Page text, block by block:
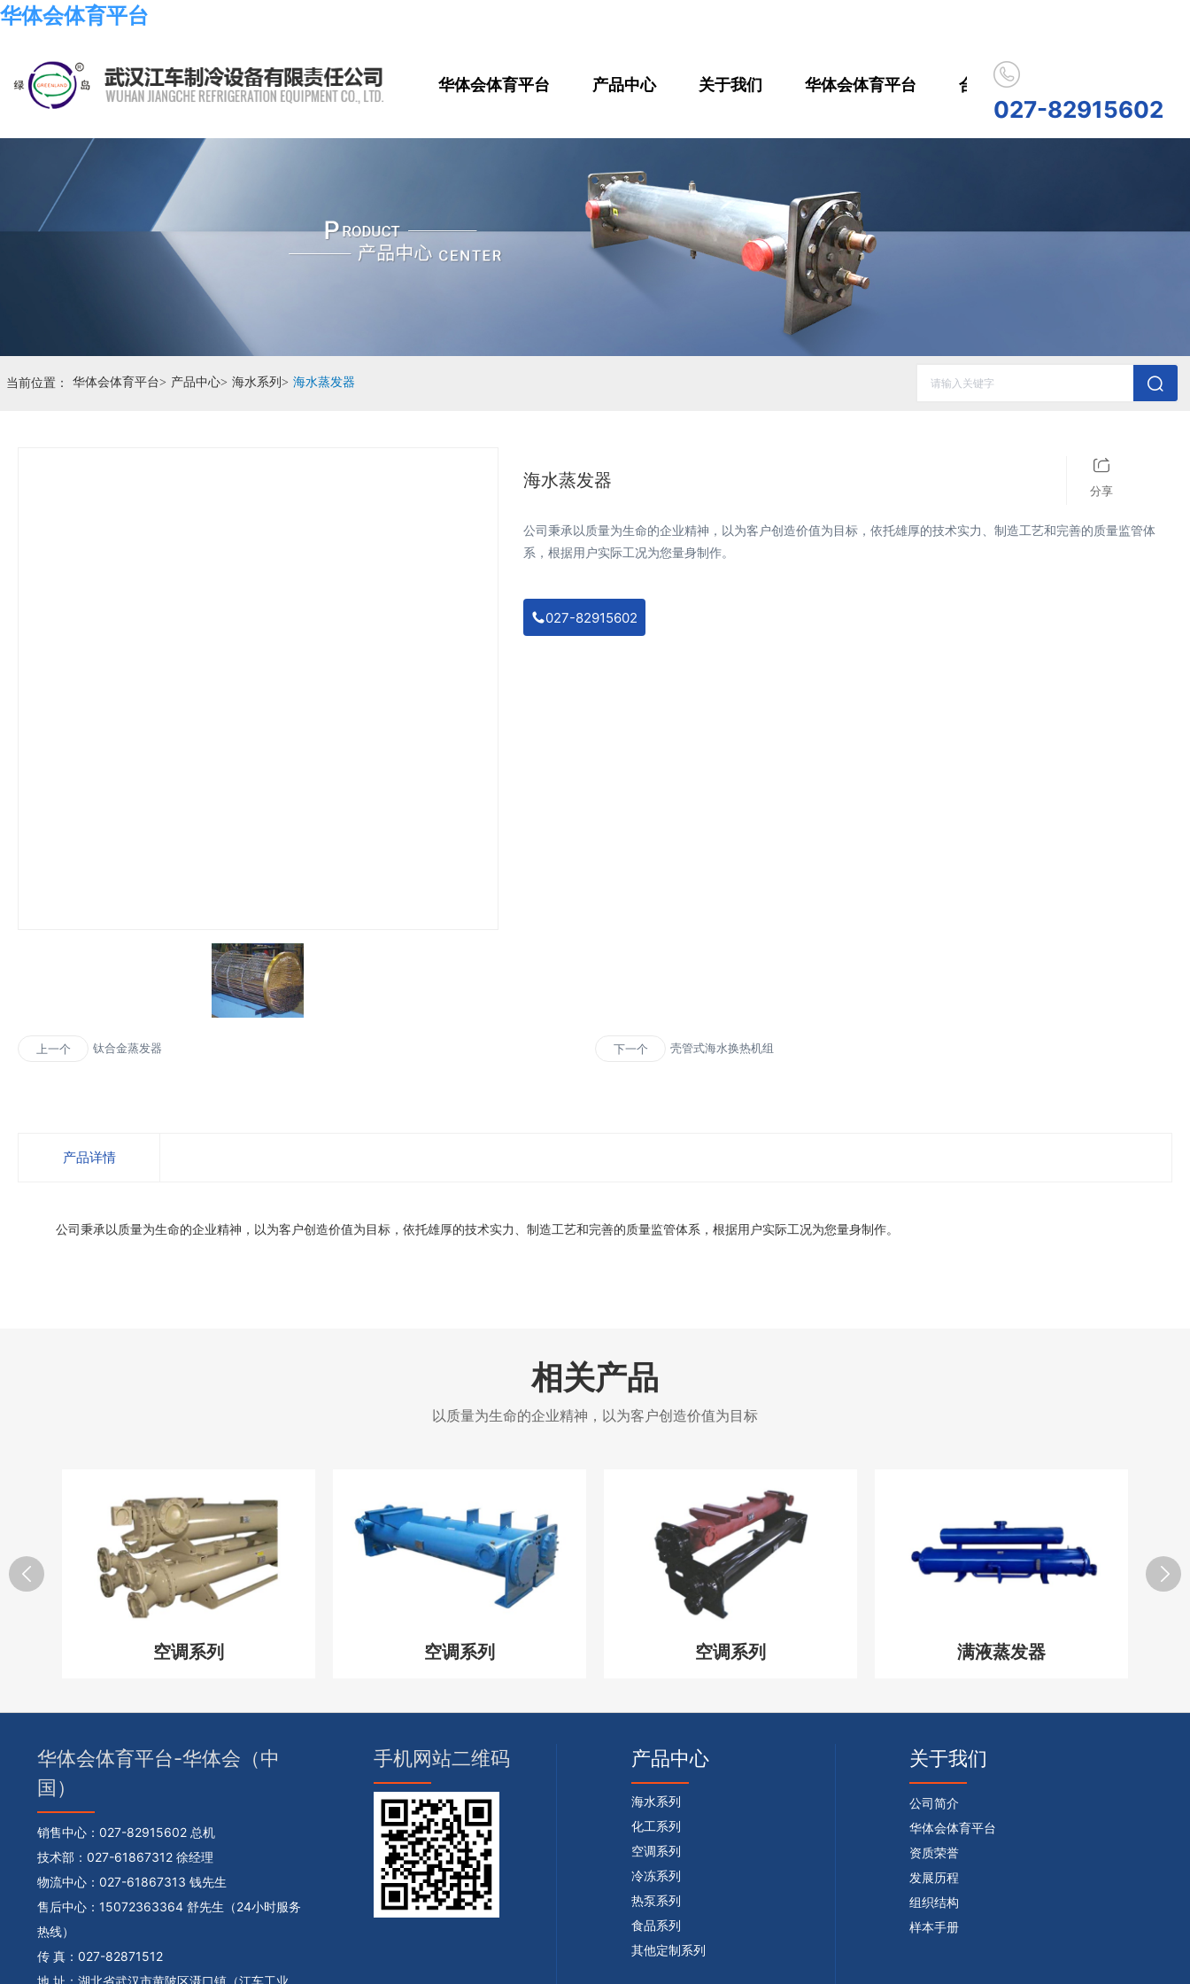
华体会体育平台
华体会体育平台 产品中心 关于我们 华体会体育平台 合作伙伴
027-82915602
当前位置： 华体会体育平台> 产品中心> 海水系列> 海水蒸发器 清空记录
海水蒸发器 分享
公司秉承以质量为生命的企业精神，以为客户创造价值为目标，依托雄厚的技术实力、制造工艺和完善的质量监管体
系，根据用户实际工况为您量身制作。
027-82915602
上一个 钛合金蒸发器 下一个 壳管式海水换热机组
产品详情
公司秉承以质量为生命的企业精神，以为客户创造价值为目标，依托雄厚的技术实力、制造工艺和完善的质量监管体系，根据用户实际工况为您量身制作。
相关产品
以质量为生命的企业精神，以为客户创造价值为目标
空调系列 空调系列 空调系列 满液蒸发器
华体会体育平台-华体会（中
国）
销售中心： 027-82915602 总机
技术部： 027-61867312 徐经理
物流中心： 027-61867313 钱先生
售后中心： 15072363364 舒先生（24小时服务
热线）
传 真：027-82871512
地 址：湖北省武汉市黄陂区滠口镇（江车工业
手机网站二维码 产品中心
海水系列
化工系列
空调系列
冷冻系列
热泵系列
食品系列
其他定制系列
关于我们
公司简介
华体会体育平台
资质荣誉
发展历程
组织结构
样本手册